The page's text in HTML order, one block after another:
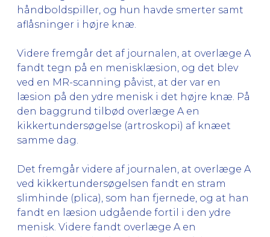
håndboldspiller, og hun havde smerter samt
aflåsninger i højre knæ.
Videre fremgår det af journalen, at overlæge A
fandt tegn på en menisklæsion, og det blev
ved en MR-scanning påvist, at der var en
læsion på den ydre menisk i det højre knæ. På
den baggrund tilbød overlæge A en
kikkertundersøgelse (artroskopi) af knæet
samme dag.
Det fremgår videre af journalen, at overlæge A
ved kikkertundersøgelsen fandt en stram
slimhinde (plica), som han fjernede, og at han
fandt en læsion udgående fortil i den ydre
menisk. Videre fandt overlæge A en